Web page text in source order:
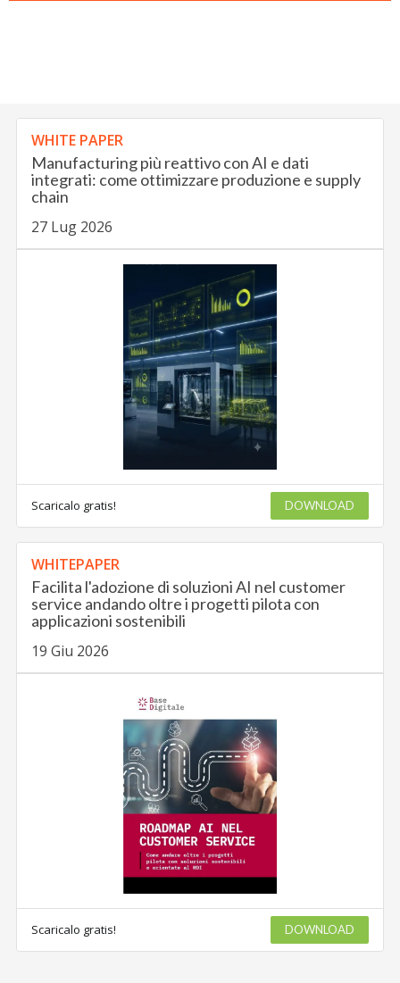
WHITE PAPER
Manufacturing più reattivo con AI e dati
integrati: come ottimizzare produzione e supply
chain
27 Lug 2026
Scaricalo gratis! DOWNLOAD
WHITEPAPER
Facilita l'adozione di soluzioni AI nel customer
service andando oltre i progetti pilota con
applicazioni sostenibili
19 Giu 2026
Scaricalo gratis! DOWNLOAD